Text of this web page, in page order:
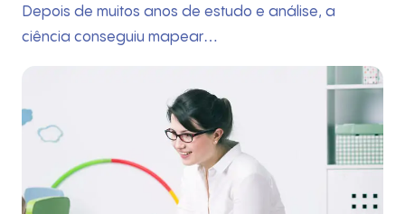
Depois de muitos anos de estudo e análise, a
ciência conseguiu mapear…